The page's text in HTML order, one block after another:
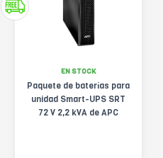
EN STOCK
Paquete de baterías para
unidad Smart-UPS SRT
72 V 2,2 kVA de APC